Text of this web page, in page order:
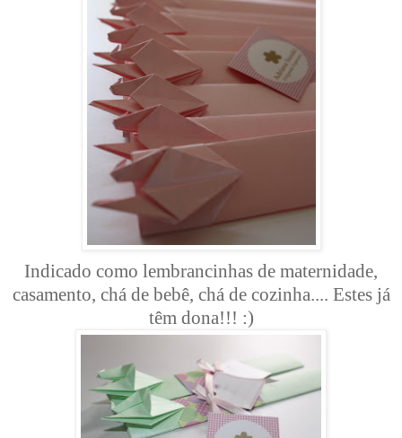
Indicado como lembrancinhas de maternidade,
casamento, chá de bebê, chá de cozinha.... Estes já
têm dona!!! :)